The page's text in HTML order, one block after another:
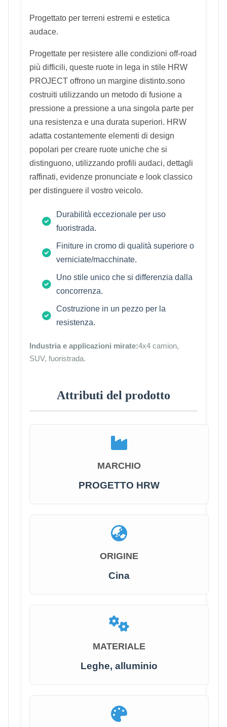
Progettato per terreni estremi e estetica
audace.
Progettate per resistere alle condizioni off-road
più difficili, queste ruote in lega in stile HRW
PROJECT offrono un margine distinto.sono
costruiti utilizzando un metodo di fusione a
pressione a pressione a una singola parte per
una resistenza e una durata superiori. HRW
adatta costantemente elementi di design
popolari per creare ruote uniche che si
distinguono, utilizzando profili audaci, dettagli
raffinati, evidenze pronunciate e look classico
per distinguere il vostro veicolo.
Durabilità eccezionale per uso
fuoristrada.
Finiture in cromo di qualità superiore o
verniciate/macchinate.
Uno stile unico che si differenzia dalla
concorrenza.
Costruzione in un pezzo per la
resistenza.
Industria e applicazioni mirate:4x4 camion,
SUV, fuoristrada.
Attributi del prodotto
MARCHIO
PROGETTO HRW
ORIGINE
Cina
MATERIALE
Leghe, alluminio